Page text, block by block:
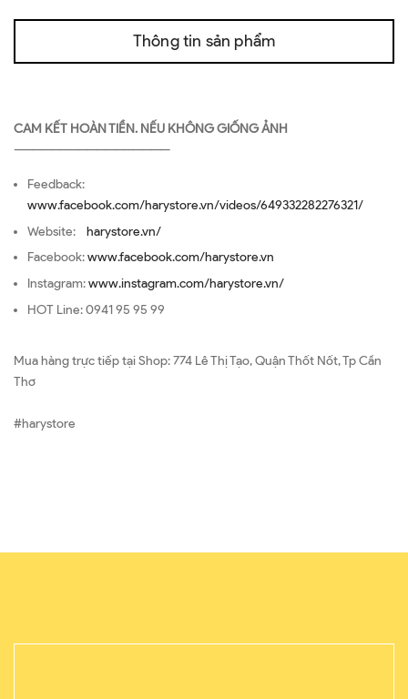
Thông tin sản phẩm
CAM KẾT HOÀN TIỀN. NẾU KHÔNG GIỐNG ẢNH
—————————————————
Feedback:
www.facebook.com/harystore.vn/videos/649332282276321/
Website: harystore.vn/
Facebook:www.facebook.com/harystore.vn
Instagram:www.instagram.com/harystore.vn/
HOT Line: 0941 95 95 99
Mua hàng trực tiếp tại Shop: 774 Lê Thị Tạo, Quận Thốt Nốt, Tp Cần
Thơ
#harystore